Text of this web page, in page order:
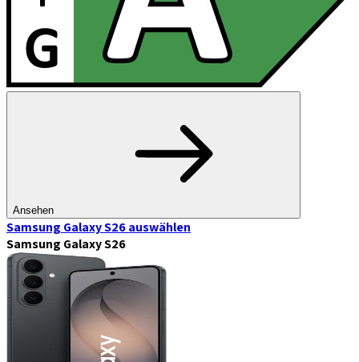
Ansehen
Samsung Galaxy S26auswählen
Samsung Galaxy S26